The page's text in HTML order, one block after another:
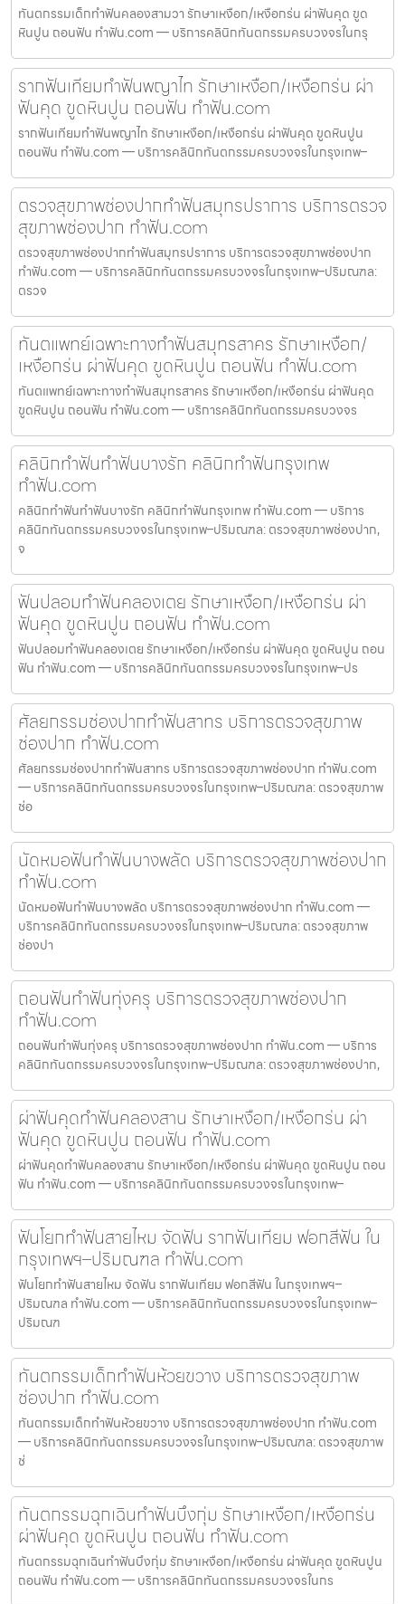
ทันตกรรมเด็กทำฟันคลองสามวา รักษาเหงือก/เหงือกร่น ผ่าฟันคุด ขูด
หินปูน ถอนฟัน ทำฟัน.com — บริการคลินิกทันตกรรมครบวงจรในกรุ
รากฟันเทียมทำฟันพญาไท รักษาเหงือก/เหงือกร่น ผ่า
ฟันคุด ขูดหินปูน ถอนฟัน ทำฟัน.com
รากฟันเทียมทำฟันพญาไท รักษาเหงือก/เหงือกร่น ผ่าฟันคุด ขูดหินปูน
ถอนฟัน ทำฟัน.com — บริการคลินิกทันตกรรมครบวงจรในกรุงเทพ–
ตรวจสุขภาพช่องปากทำฟันสมุทรปราการ บริการตรวจ
สุขภาพช่องปาก ทำฟัน.com
ตรวจสุขภาพช่องปากทำฟันสมุทรปราการ บริการตรวจสุขภาพช่องปาก
ทำฟัน.com — บริการคลินิกทันตกรรมครบวงจรในกรุงเทพ–ปริมณฑล:
ตรวจ
ทันตแพทย์เฉพาะทางทำฟันสมุทรสาคร รักษาเหงือก/
เหงือกร่น ผ่าฟันคุด ขูดหินปูน ถอนฟัน ทำฟัน.com
ทันตแพทย์เฉพาะทางทำฟันสมุทรสาคร รักษาเหงือก/เหงือกร่น ผ่าฟันคุด
ขูดหินปูน ถอนฟัน ทำฟัน.com — บริการคลินิกทันตกรรมครบวงจร
คลินิกทำฟันทำฟันบางรัก คลินิกทำฟันกรุงเทพ
ทำฟัน.com
คลินิกทำฟันทำฟันบางรัก คลินิกทำฟันกรุงเทพ ทำฟัน.com — บริการ
คลินิกทันตกรรมครบวงจรในกรุงเทพ–ปริมณฑล: ตรวจสุขภาพช่องปาก,
จ
ฟันปลอมทำฟันคลองเตย รักษาเหงือก/เหงือกร่น ผ่า
ฟันคุด ขูดหินปูน ถอนฟัน ทำฟัน.com
ฟันปลอมทำฟันคลองเตย รักษาเหงือก/เหงือกร่น ผ่าฟันคุด ขูดหินปูน ถอน
ฟัน ทำฟัน.com — บริการคลินิกทันตกรรมครบวงจรในกรุงเทพ–ปร
ศัลยกรรมช่องปากทำฟันสาทร บริการตรวจสุขภาพ
ช่องปาก ทำฟัน.com
ศัลยกรรมช่องปากทำฟันสาทร บริการตรวจสุขภาพช่องปาก ทำฟัน.com
— บริการคลินิกทันตกรรมครบวงจรในกรุงเทพ–ปริมณฑล: ตรวจสุขภาพ
ช่อ
นัดหมอฟันทำฟันบางพลัด บริการตรวจสุขภาพช่องปาก
ทำฟัน.com
นัดหมอฟันทำฟันบางพลัด บริการตรวจสุขภาพช่องปาก ทำฟัน.com —
บริการคลินิกทันตกรรมครบวงจรในกรุงเทพ–ปริมณฑล: ตรวจสุขภาพ
ช่องปา
ถอนฟันทำฟันทุ่งครุ บริการตรวจสุขภาพช่องปาก
ทำฟัน.com
ถอนฟันทำฟันทุ่งครุ บริการตรวจสุขภาพช่องปาก ทำฟัน.com — บริการ
คลินิกทันตกรรมครบวงจรในกรุงเทพ–ปริมณฑล: ตรวจสุขภาพช่องปาก,
ผ่าฟันคุดทำฟันคลองสาน รักษาเหงือก/เหงือกร่น ผ่า
ฟันคุด ขูดหินปูน ถอนฟัน ทำฟัน.com
ผ่าฟันคุดทำฟันคลองสาน รักษาเหงือก/เหงือกร่น ผ่าฟันคุด ขูดหินปูน ถอน
ฟัน ทำฟัน.com — บริการคลินิกทันตกรรมครบวงจรในกรุงเทพ–
ฟันโยกทำฟันสายไหม จัดฟัน รากฟันเทียม ฟอกสีฟัน ใน
กรุงเทพฯ–ปริมณฑล ทำฟัน.com
ฟันโยกทำฟันสายไหม จัดฟัน รากฟันเทียม ฟอกสีฟัน ในกรุงเทพฯ–
ปริมณฑล ทำฟัน.com — บริการคลินิกทันตกรรมครบวงจรในกรุงเทพ–
ปริมณฑ
ทันตกรรมเด็กทำฟันห้วยขวาง บริการตรวจสุขภาพ
ช่องปาก ทำฟัน.com
ทันตกรรมเด็กทำฟันห้วยขวาง บริการตรวจสุขภาพช่องปาก ทำฟัน.com
— บริการคลินิกทันตกรรมครบวงจรในกรุงเทพ–ปริมณฑล: ตรวจสุขภาพ
ช่
ทันตกรรมฉุกเฉินทำฟันบึงกุ่ม รักษาเหงือก/เหงือกร่น
ผ่าฟันคุด ขูดหินปูน ถอนฟัน ทำฟัน.com
ทันตกรรมฉุกเฉินทำฟันบึงกุ่ม รักษาเหงือก/เหงือกร่น ผ่าฟันคุด ขูดหินปูน
ถอนฟัน ทำฟัน.com — บริการคลินิกทันตกรรมครบวงจรในกร